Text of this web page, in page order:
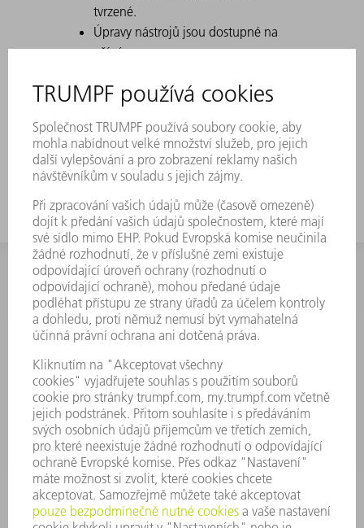
tvrzené.
Úpravy nástrojů jsou dostupné na
přání.
zakřivených nástrojů pomocí
Díky silnému zakřivení speciálně
vhodné pro U-díly
INFORMACE
Často kladené dotazy
Všeobecné obchodní podmínky
KONTAKTNÍ ÚDAJE
Náhradní díly
+420 251 106 254
Po - čt 8:00 - 17:00
Pá 8:00 - 16:00
ND@trumpf.com
KONTAKTNÍ ÚDAJE
Nástroje
+420 251 106 250
Po - pá 8:00 - 16:00